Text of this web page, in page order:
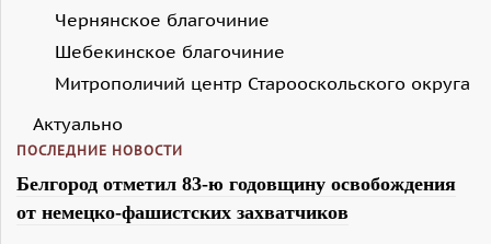
Чернянское благочиние
Шебекинское благочиние
Митрополичий центр Старооскольского округа
Актуально
ПОСЛЕДНИЕ НОВОСТИ
Белгород отметил 83-ю годовщину освобождения
от немецко-фашистских захватчиков